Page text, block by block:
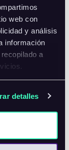
web con
y análisis
información
a
detalles
una